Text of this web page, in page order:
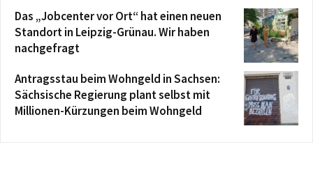
Das „Jobcenter vor Ort“ hat einen neuen
Standort in Leipzig-Grünau. Wir haben
nachgefragt
Antragsstau beim Wohngeld in Sachsen:
Sächsische Regierung plant selbst mit
Millionen-Kürzungen beim Wohngeld